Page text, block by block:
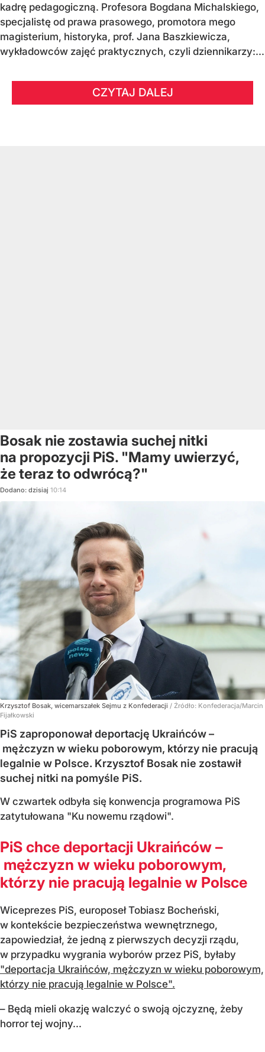
kadrę pedagogiczną. Profesora Bogdana Michalskiego,
specjalistę od prawa prasowego, promotora mego
magisterium, historyka, prof. Jana Baszkiewicza,
wykładowców zajęć praktycznych, czyli dziennikarzy:...
CZYTAJ DALEJ
Bosak nie zostawia suchej nitki
na propozycji PiS. "Mamy uwierzyć,
że teraz to odwrócą?"
Dodano: dzisiaj 10:14
Krzysztof Bosak, wicemarszałek Sejmu z Konfederacji / Źródło: Konfederacja/Marcin
Fijałkowski
PiS zaproponował deportację Ukraińców –
mężczyzn w wieku poborowym, którzy nie pracują
legalnie w Polsce. Krzysztof Bosak nie zostawił
suchej nitki na pomyśle PiS.
W czwartek odbyła się konwencja programowa PiS
zatytułowana "Ku nowemu rządowi".
PiS chce deportacji Ukraińców –
mężczyzn w wieku poborowym,
którzy nie pracują legalnie w Polsce
Wiceprezes PiS, europoseł Tobiasz Bocheński,
w kontekście bezpieczeństwa wewnętrznego,
zapowiedział, że jedną z pierwszych decyzji rządu,
w przypadku wygrania wyborów przez PiS, byłaby
"deportacja Ukraińców, mężczyzn w wieku poborowym,
którzy nie pracują legalnie w Polsce".
– Będą mieli okazję walczyć o swoją ojczyznę, żeby
horror tej wojny...